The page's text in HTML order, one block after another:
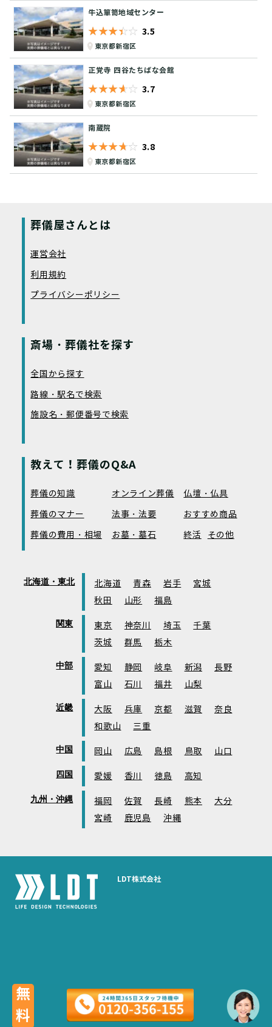
牛込箪笥地域センター
★★★★★
☆☆☆☆☆ 3.5
東京都新宿区
正覚寺 四谷たちばな会館
★★★★★
☆☆☆☆☆ 3.7
東京都新宿区
南蔵院
★★★★★
☆☆☆☆☆ 3.8
東京都新宿区
葬儀屋さんとは
運営会社
利用規約
プライバシーポリシー
斎場・葬儀社を探す
全国から探す
路線・駅名で検索
施設名・郵便番号で検索
教えて！葬儀のQ&A
葬儀の知識 オンライン葬儀
仏壇・仏具
葬儀のマナー
法事・法要
おすすめ商品
葬儀の費用・相場
お墓・墓石 終活 その他
北海道・東北 北海道 青森 岩手
宮城
秋田
山形 福島
関東 東京 神奈川 埼玉
千葉
茨城
群馬 栃木
中部 愛知 静岡 岐阜 新潟
長野
富山
石川 福井 山梨
近畿 大阪 兵庫 京都 滋賀
奈良
和歌山
三重
中国 岡山 広島 島根 鳥取 山口
四国 愛媛 香川 徳島 高知
九州・沖縄 福岡 佐賀 長崎 熊本
大分
宮崎
鹿児島 沖縄
LDT株式会社
無料